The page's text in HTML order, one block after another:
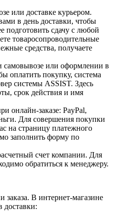
или доставке курьером.
в день доставки, чтобы
подготовить сдачу с любой
товаросопроводительные
средства, получаете
самовывозе или оформлении в
оплатить покупку, система
системы ASSIST. Здесь
срок действия и имя
онлайн-заказе: PayPal,
Для совершения покупки
на страницу платежного
заполнить форму по
счет компании. Для
обратиться к менеджеру.
заказа. В интернет-магазине
доставки: